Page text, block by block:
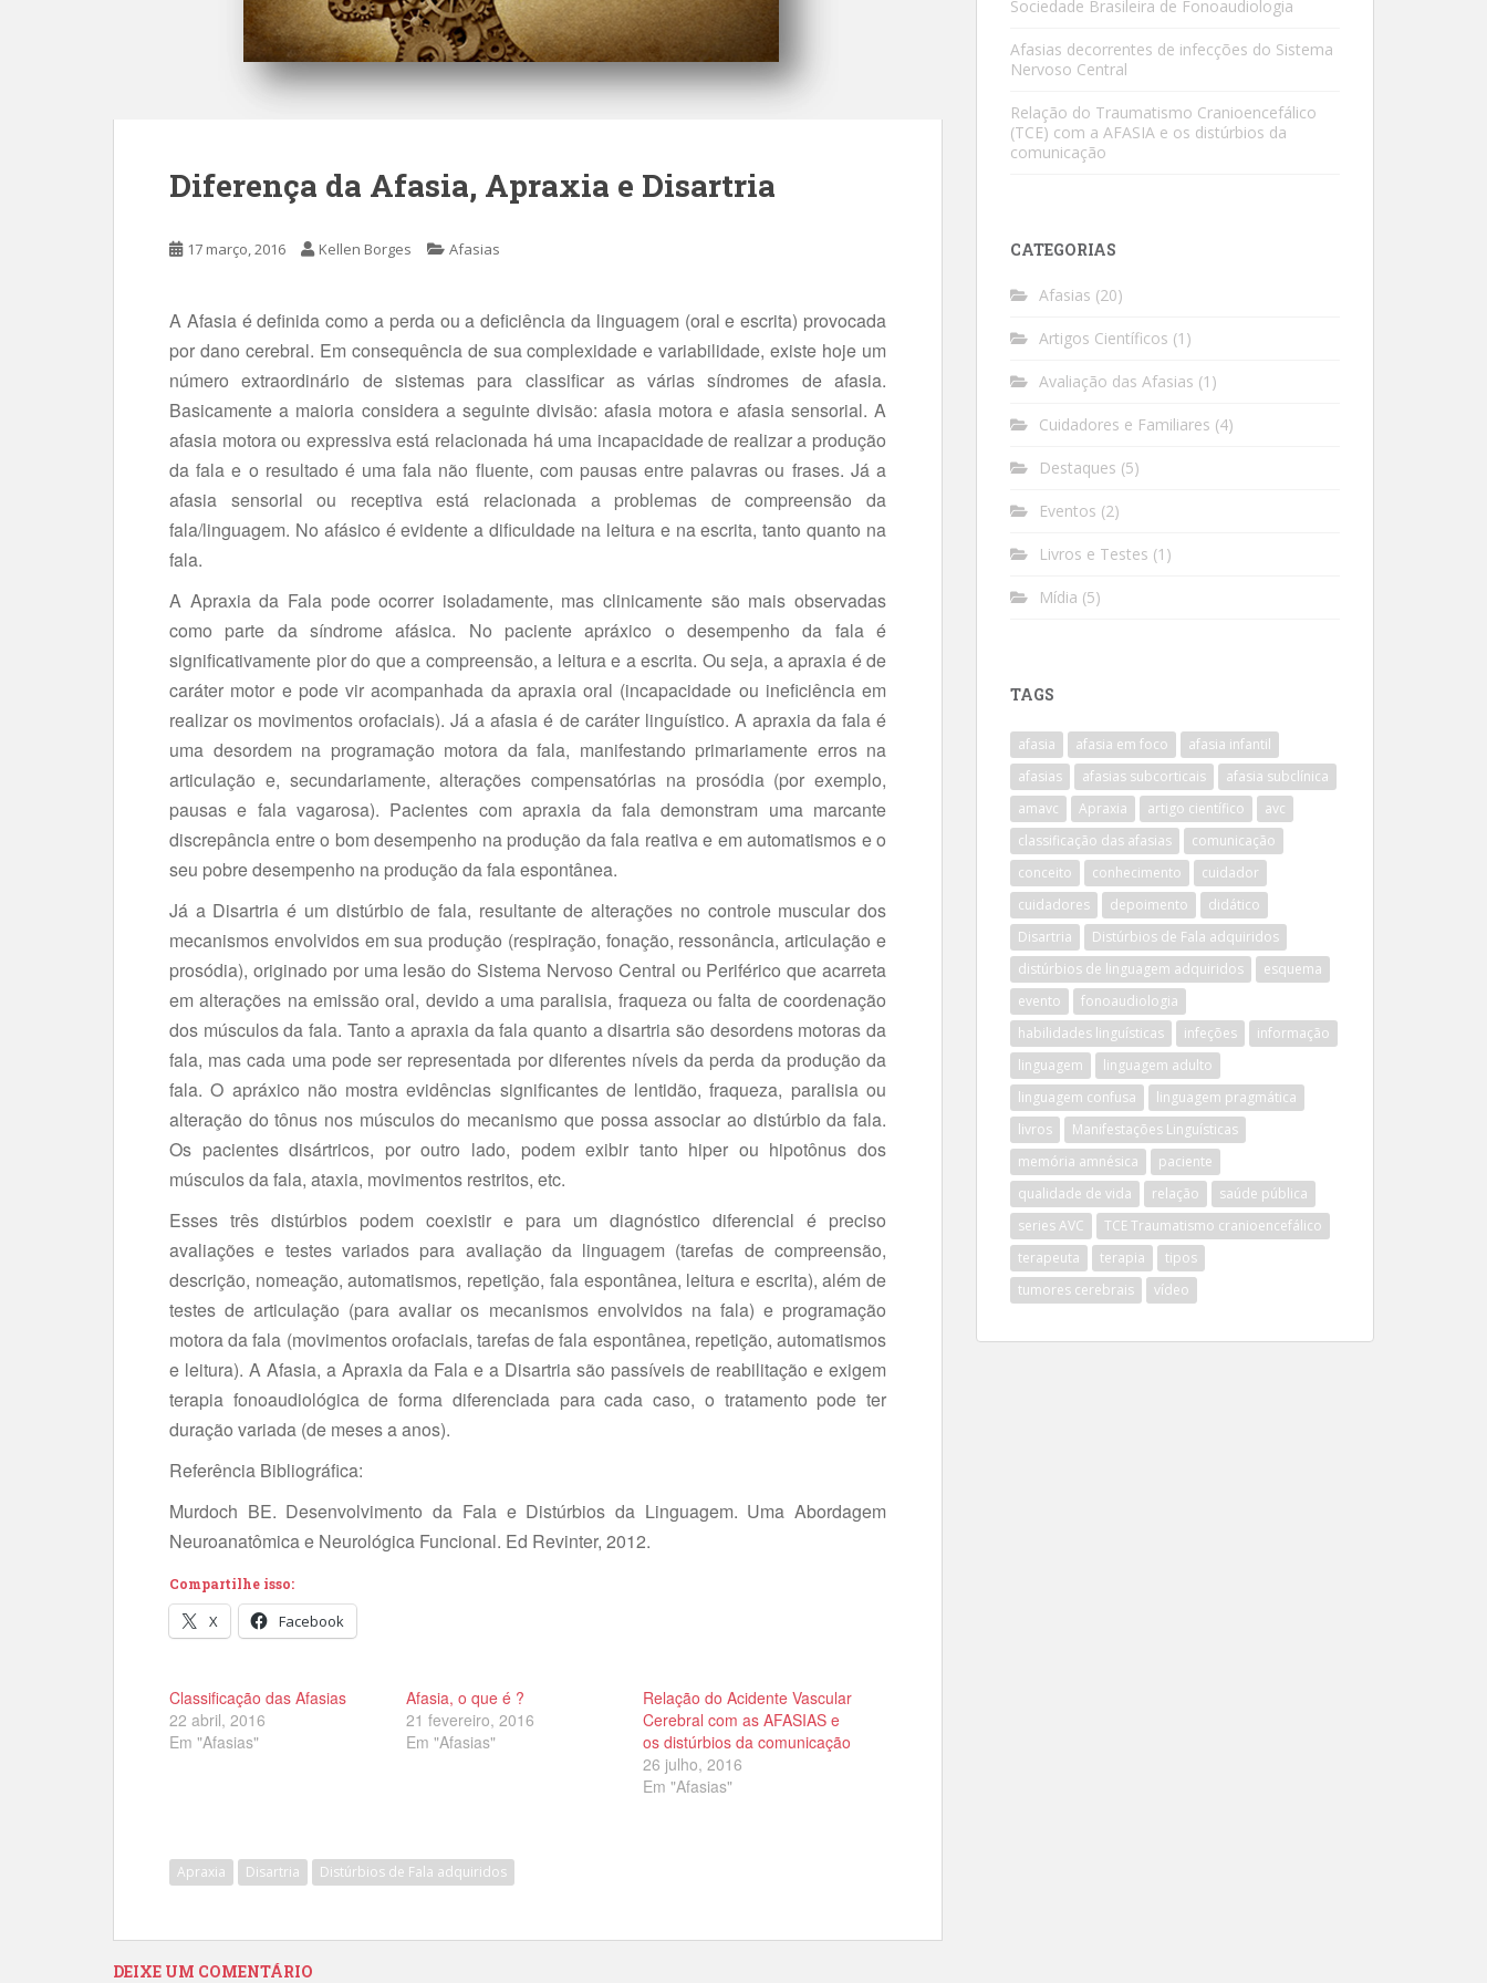
Diferença da Afasia, Apraxia e Disartria
17 março, 2016 Kellen Borges Afasias
A Afasia é definida como a perda ou a deficiência da linguagem (oral e escrita) provocada
por dano cerebral. Em consequência de sua complexidade e variabilidade, existe hoje um
número extraordinário de sistemas para classificar as várias síndromes de afasia.
Basicamente a maioria considera a seguinte divisão: afasia motora e afasia sensorial. A
afasia motora ou expressiva está relacionada há uma incapacidade de realizar a produção
da fala e o resultado é uma fala não fluente, com pausas entre palavras ou frases. Já a
afasia sensorial ou receptiva está relacionada a problemas de compreensão da
fala/linguagem. No afásico é evidente a dificuldade na leitura e na escrita, tanto quanto na
fala.
A Apraxia da Fala pode ocorrer isoladamente, mas clinicamente são mais observadas
como parte da síndrome afásica. No paciente apráxico o desempenho da fala é
significativamente pior do que a compreensão, a leitura e a escrita. Ou seja, a apraxia é de
caráter motor e pode vir acompanhada da apraxia oral (incapacidade ou ineficiência em
realizar os movimentos orofaciais). Já a afasia é de caráter linguístico. A apraxia da fala é
uma desordem na programação motora da fala, manifestando primariamente erros na
articulação e, secundariamente, alterações compensatórias na prosódia (por exemplo,
pausas e fala vagarosa). Pacientes com apraxia da fala demonstram uma marcante
discrepância entre o bom desempenho na produção da fala reativa e em automatismos e o
seu pobre desempenho na produção da fala espontânea.
Já a Disartria é um distúrbio de fala, resultante de alterações no controle muscular dos
mecanismos envolvidos em sua produção (respiração, fonação, ressonância, articulação e
prosódia), originado por uma lesão do Sistema Nervoso Cen­tral ou Periférico que acarreta
em alterações na emissão oral, devido a uma paralisia, fraqueza ou falta de coordenação
dos músculos da fala. Tanto a apraxia da fala quanto a disartria são desordens motoras da
fala, mas cada uma pode ser representada por diferentes níveis da perda da produção da
fala. O apráxico não mostra evidências significantes de lentidão, fraqueza, paralisia ou
alteração do tônus nos músculos do mecanismo que possa associar ao distúrbio da fala.
Os pacientes disártricos, por outro lado, podem exibir tanto hiper ou hipotônus dos
músculos da fala, ataxia, movimentos restritos, etc.
Esses três distúrbios podem coexistir e para um diagnóstico diferencial é preciso
avaliações e testes variados para avaliação da linguagem (tarefas de compreensão,
descrição, nomeação, automatismos, repetição, fala espontânea, leitura e escrita), além de
testes de articulação (para avaliar os mecanismos envolvidos na fala) e programação
motora da fala (movimentos orofaciais, tarefas de fala espontânea, repetição, automatismos
e leitura). A Afasia, a Apraxia da Fala e a Disartria são passíveis de reabilitação e exigem
terapia fonoaudiológica de forma diferenciada para cada caso, o tratamento pode ter
duração variada (de meses a anos).
Referência Bibliográfica:
Murdoch BE. Desenvolvimento da Fala e Distúrbios da Linguagem. Uma Abordagem
Neuroanatômica e Neurológica Funcional. Ed Revinter, 2012.
Compartilhe isso:
X Facebook
Classificação das Afasias
22 abril, 2016
Em "Afasias"
Afasia, o que é ?
21 fevereiro, 2016
Em "Afasias"
Relação do Acidente Vascular
Cerebral com as AFASIAS e
os distúrbios da comunicação
26 julho, 2016
Em "Afasias"
Apraxia Disartria Distúrbios de Fala adquiridos
DEIXE UM COMENTÁRIO
Sociedade Brasileira de Fonoaudiologia
Afasias decorrentes de infecções do Sistema
Nervoso Central
Relação do Traumatismo Cranioencefálico
(TCE) com a AFASIA e os distúrbios da
comunicação
CATEGORIAS
Afasias (20)
Artigos Científicos (1)
Avaliação das Afasias (1)
Cuidadores e Familiares (4)
Destaques (5)
Eventos (2)
Livros e Testes (1)
Mídia (5)
TAGS
afasia afasia em foco
afasia infantil
afasias
afasias subcorticais
afasia subclínica
amavc
Apraxia artigo científico
avc
classificação das afasias
comunicação
conceito
conhecimento
cuidador
cuidadores
depoimento
didático
Disartria
Distúrbios de Fala adquiridos
distúrbios de linguagem adquiridos
esquema
evento
fonoaudiologia
habilidades linguísticas
infeções
informação
linguagem
linguagem adulto
linguagem confusa
linguagem pragmática
livros
Manifestações Linguísticas
memória amnésica
paciente
qualidade de vida
relação
saúde pública
series AVC
TCE Traumatismo cranioencefálico
terapeuta
terapia
tipos
tumores cerebrais
vídeo